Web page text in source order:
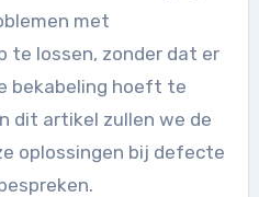
met
te lossen, zonder dat er
bekabeling hoeft te
dit artikel zullen we de
oplossingen bij defecte